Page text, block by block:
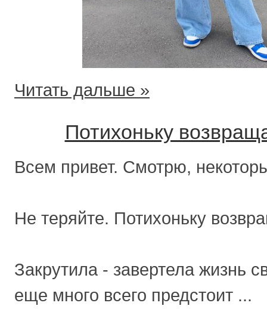
Читать дальше »
Потихоньку
Всем привет. Смотрю,
Не теряйте. Потихоньку
Закрутила - завертела жизнь
еще много всего предстоит ...